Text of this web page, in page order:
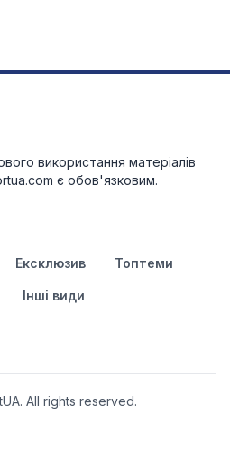
використання матеріалів
є обов'язковим.
Ексклюзив Топтеми
Інші види
All rights reserved.